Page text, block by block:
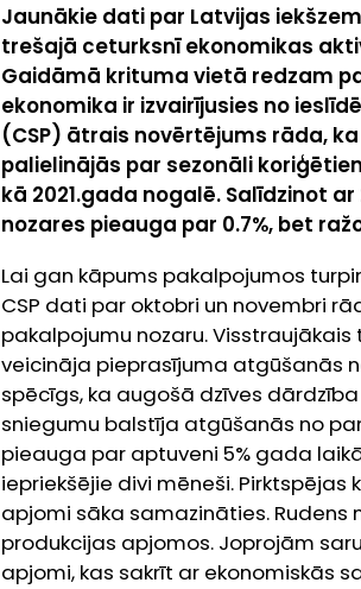
Jaunākie dati par Latvijas
trešajā ceturksnī ekonomikas
Gaidāmā krituma vietā redzam
ekonomika ir izvairījusies no
(CSP) ātrais novērtējums rāda,
palielinājās par sezonāli
kā 2021.gada nogalē. Salīdzinot
nozares pieauga par 0.7%, bet
Lai gan kāpums pakalpojumos
CSP dati par oktobri un novembri
pakalpojumu nozaru.
veicināja pieprasījuma atgūšanās
spēcīgs, ka augošā dzīves
sniegumu balstīja atgūšanās no
pieauga par aptuveni 5% gada
iepriekšējie divi mēneši.
apjomi sāka samazināties.
produkcijas apjomos. Joprojām
apjomi, kas sakrīt ar ekonomiskās